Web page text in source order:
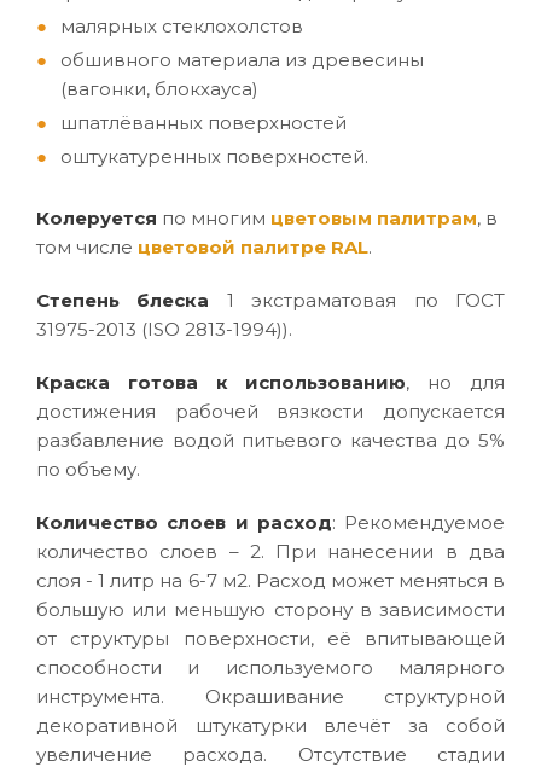
малярных стеклохолстов
обшивного материала из древесины
(вагонки, блокхауса)
шпатлёванных поверхностей
оштукатуренных поверхностей.
Колеруется по многим цветовым палитрам, в
том числе цветовой палитре RAL.
Степень блеска 1 экстраматовая по ГОСТ
31975-2013 (ISO 2813-1994)).
Краска готова к использованию, но для
достижения рабочей вязкости допускается
разбавление водой питьевого качества до 5%
по объему.
Количество слоев и расход: Рекомендуемое
количество слоев – 2. При нанесении в два
слоя - 1 литр на 6-7 м2. Расход может меняться в
большую или меньшую сторону в зависимости
от структуры поверхности, её впитывающей
способности и используемого малярного
инструмента. Окрашивание структурной
декоративной штукатурки влечёт за собой
увеличение расхода. Отсутствие стадии